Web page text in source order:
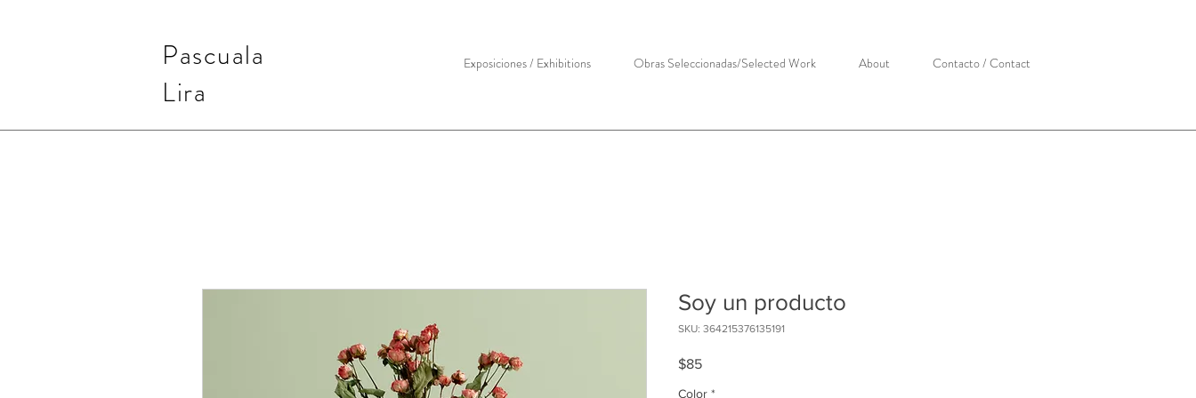
Pascuala
Lira
Exposiciones / Exhibitions Obras Seleccionadas/Selected Work About Contacto / Contact
Soy un producto
SKU: 364215376135191
$85Precio
Color *